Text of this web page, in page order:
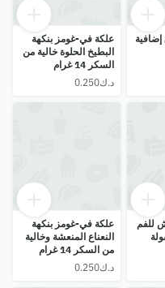
علكة في-غومز بنكهة
البطيخ الحلوة خالية من
السكر 14 غرام
للفم
علكة في-غومز بنكهة
النعناع المنعشة وخالية
من السكر 14 غرام